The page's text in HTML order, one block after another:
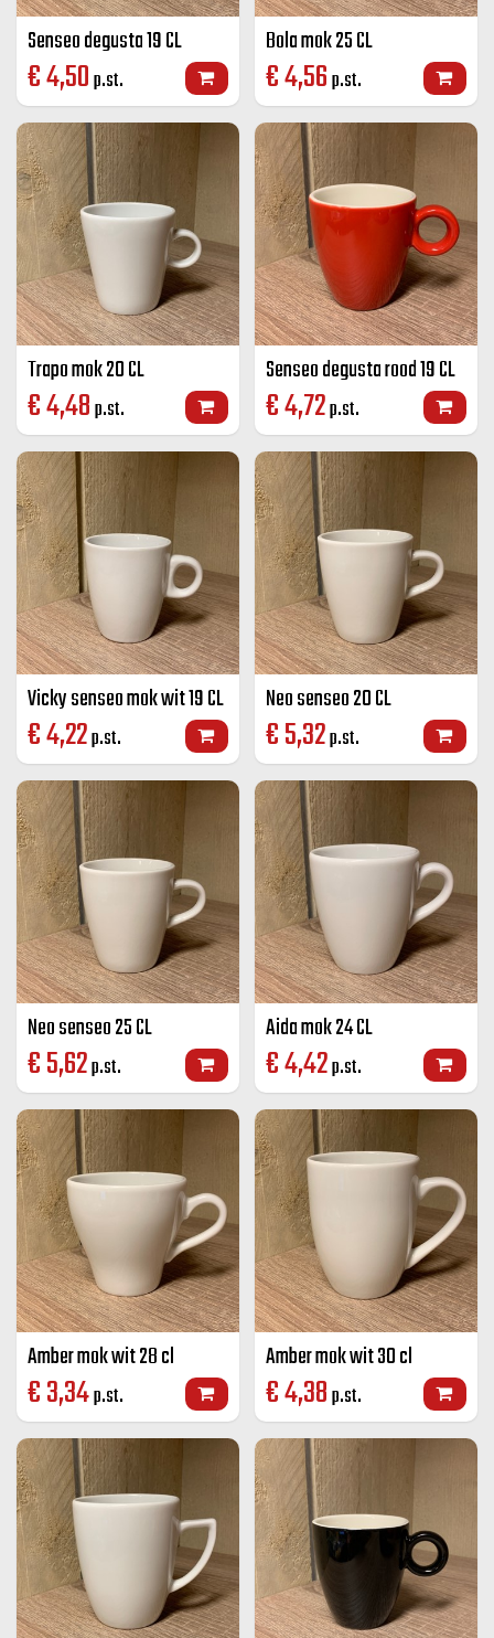
Senseo degusta 19 CL
€4,50p.st.
Bola mok 25 CL
€4,56p.st.
Trapo mok 20 CL
€4,48p.st.
Senseo degusta rood 19 CL
€4,72p.st.
Vicky senseo mok wit 19 CL
€4,22p.st.
Neo senseo 20 CL
€5,32p.st.
Neo senseo 25 CL
€5,62p.st.
Aida mok 24 CL
€4,42p.st.
Amber mok wit 28 cl
€3,34p.st.
Amber mok wit 30 cl
€4,38p.st.